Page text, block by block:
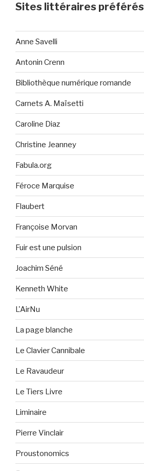
Sites littéraires préférés
Anne Savelli
Antonin Crenn
Bibliothèque numérique romande
Carnets A. Maïsetti
Caroline Diaz
Christine Jeanney
Fabula.org
Féroce Marquise
Flaubert
Françoise Morvan
Fuir est une pulsion
Joachim Séné
Kenneth White
L'AirNu
La page blanche
Le Clavier Cannibale
Le Ravaudeur
Le Tiers Livre
Liminaire
Pierre Vinclair
Proustonomics